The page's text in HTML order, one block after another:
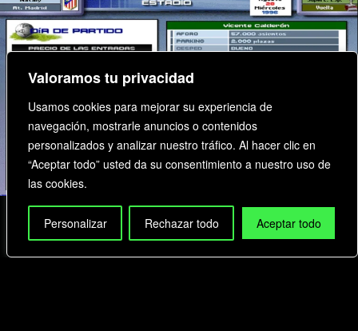
Valoramos tu privacidad
Usamos cookies para mejorar su experiencia de
navegación, mostrarle anuncios o contenidos
personalizados y analizar nuestro tráfico. Al hacer clic en
“Aceptar todo” usted da su consentimiento a nuestro uso de
las cookies.
Personalizar Rechazar todo Aceptar todo